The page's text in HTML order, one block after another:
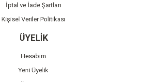
İptal ve İade Şartları
Kişisel Veriler Politikası
ÜYELİK
Hesabım
Yeni Üyelik